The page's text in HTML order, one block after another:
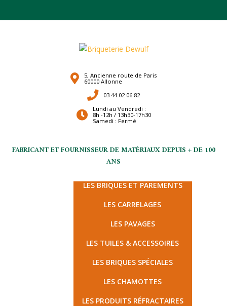
5, Ancienne route de Paris
60000 Allonne
03 44 02 06 82
Lundi au Vendredi :
8h -12h / 13h30-17h30
Samedi : Fermé
FABRICANT ET FOURNISSEUR DE MATÉRIAUX DEPUIS + DE 100
ANS
LES BRIQUES ET PAREMENTS
LES CARRELAGES
LES PAVAGES
LES TUILES & ACCESSOIRES
LES BRIQUES SPÉCIALES
LES CHAMOTTES
LES PRODUITS RÉFRACTAIRES